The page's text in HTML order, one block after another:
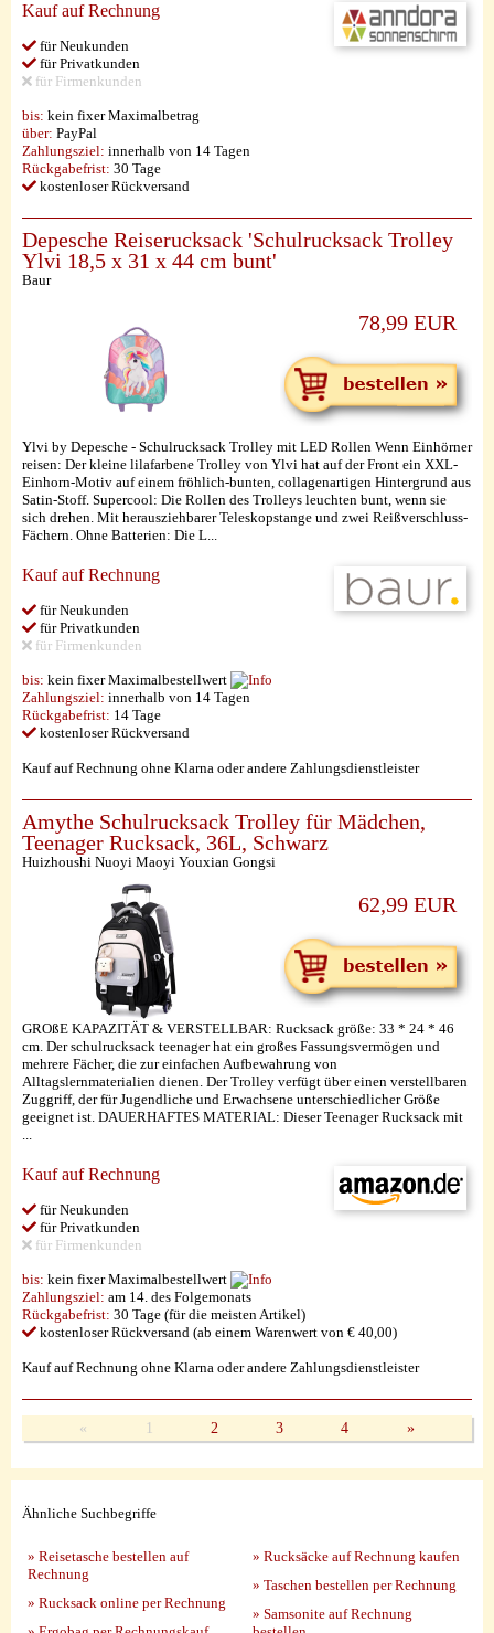
Kauf auf Rechnung
für Neukunden
für Privatkunden
für Firmenkunden
bis: kein fixer Maximalbetrag
über: PayPal
Zahlungsziel: innerhalb von 14 Tagen
Rückgabefrist: 30 Tage
kostenloser Rückversand
Depesche Reiserucksack 'Schulrucksack Trolley
Ylvi 18,5 x 31 x 44 cm bunt'
Baur
78,99 EUR
Ylvi by Depesche - Schulrucksack Trolley mit LED Rollen Wenn Einhörner
reisen: Der kleine lilafarbene Trolley von Ylvi hat auf der Front ein XXL-
Einhorn-Motiv auf einem fröhlich-bunten, collagenartigen Hintergrund aus
Satin-Stoff. Supercool: Die Rollen des Trolleys leuchten bunt, wenn sie
sich drehen. Mit herausziehbarer Teleskopstange und zwei Reißverschluss-
Fächern. Ohne Batterien: Die L...
Kauf auf Rechnung
für Neukunden
für Privatkunden
für Firmenkunden
bis: kein fixer Maximalbestellwert
Zahlungsziel: innerhalb von 14 Tagen
Rückgabefrist: 14 Tage
kostenloser Rückversand
Kauf auf Rechnung ohne Klarna oder andere Zahlungsdienstleister
Amythe Schulrucksack Trolley für Mädchen,
Teenager Rucksack, 36L, Schwarz
Huizhoushi Nuoyi Maoyi Youxian Gongsi
62,99 EUR
GROßE KAPAZITÄT & VERSTELLBAR: Rucksack größe: 33 * 24 * 46
cm. Der schulrucksack teenager hat ein großes Fassungsvermögen und
mehrere Fächer, die zur einfachen Aufbewahrung von
Alltagslernmaterialien dienen. Der Trolley verfügt über einen verstellbaren
Zuggriff, der für Jugendliche und Erwachsene unterschiedlicher Größe
geeignet ist. DAUERHAFTES MATERIAL: Dieser Teenager Rucksack mit
...
Kauf auf Rechnung
für Neukunden
für Privatkunden
für Firmenkunden
bis: kein fixer Maximalbestellwert
Zahlungsziel: am 14. des Folgemonats
Rückgabefrist: 30 Tage (für die meisten Artikel)
kostenloser Rückversand (ab einem Warenwert von € 40,00)
Kauf auf Rechnung ohne Klarna oder andere Zahlungsdienstleister
« 1 2 3 4 »
Ähnliche Suchbegriffe
» Reisetasche bestellen auf
Rechnung
» Rucksack online per Rechnung
» Rucksäcke auf Rechnung kaufen
» Taschen bestellen per Rechnung
» Samsonite auf Rechnung